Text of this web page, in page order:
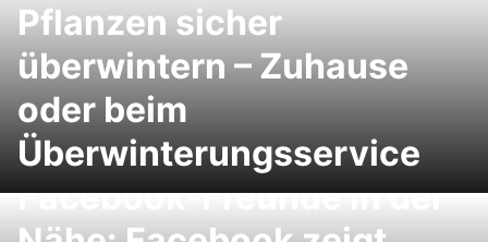
Pflanzen sicher
überwintern – Zuhause
oder beim
Überwinterungsservice
Facebook-Freunde in der